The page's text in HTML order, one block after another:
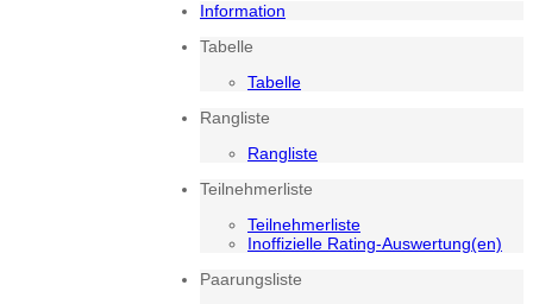
Information
Tabelle
Tabelle
Rangliste
Rangliste
Teilnehmerliste
Teilnehmerliste
Inoffizielle Rating-Auswertung(en)
Paarungsliste